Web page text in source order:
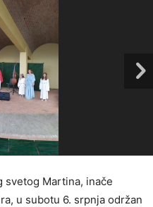
svetog Martina, inače
u subotu 6. srpnja održan